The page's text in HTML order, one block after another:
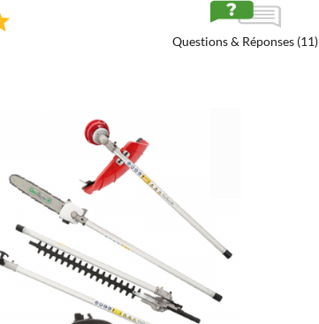
Questions & Réponses (11)